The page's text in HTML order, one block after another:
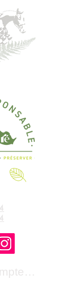
Accès à votre compte Cavasoft